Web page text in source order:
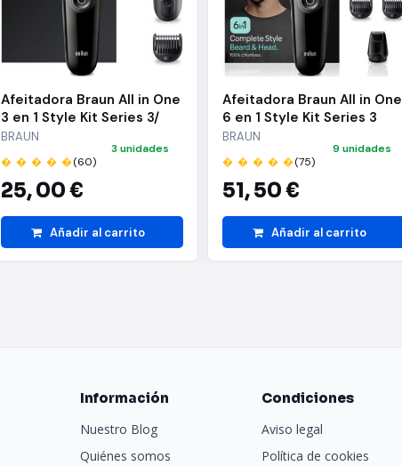
Afeitadora Braun All in One
3 en 1 Style Kit Series 3/
con batería/ 2 Accesorios
BRAUN
� � � � �(60)
25,00 €
3 unidades
Añadir al carrito
Afeitadora Braun All in One
6 en 1 Style Kit Series 3
MGK3410/ con batería/ 6
Accesorios
BRAUN
� � � � �(75)
51,50 €
9 unidades
Añadir al carrito
Información
Nuestro Blog
Quiénes somos
Condiciones
Aviso legal
Política de cookies